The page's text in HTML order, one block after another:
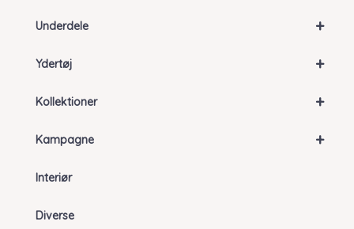
+
Underdele
+
Ydertøj
+
Kollektioner
+
Kampagne
Interiør
Diverse